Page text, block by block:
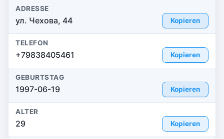
ADRESSE
ул. Чехова, 44 Kopieren
TELEFON
+79838405461 Kopieren
GEBURTSTAG
1997-06-19 Kopieren
ALTER
29 Kopieren